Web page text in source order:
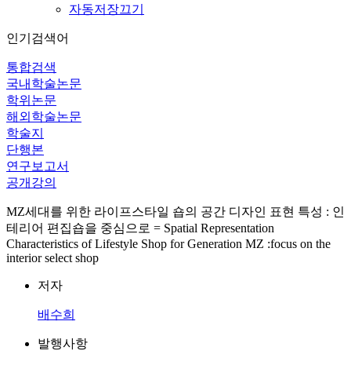
자동저장끄기
인기검색어
통합검색
국내학술논문
학위논문
해외학술논문
학술지
단행본
연구보고서
공개강의
MZ세대를 위한 라이프스타일 숍의 공간 디자인 표현 특성 : 인
테리어 편집숍을 중심으로 = Spatial Representation
Characteristics of Lifestyle Shop for Generation MZ :focus on the
interior select shop
저자
배수희
발행사항